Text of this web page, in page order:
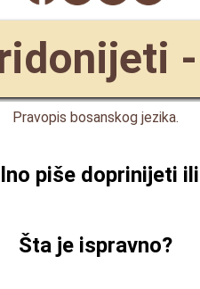
-
Pravopis bosanskog jezika.
piše doprinijeti
Šta je ispravno?